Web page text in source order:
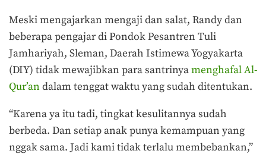
Meski mengajarkan mengaji dan salat, Randy dan
beberapa pengajar di Pondok Pesantren Tuli
Jamhariyah, Sleman, Daerah Istimewa Yogyakarta
(DIY) tidak mewajibkan para santrinyamenghafal Al-
Qur’an dalam tenggat waktu yang sudah ditentukan.
“Karena ya itu tadi, tingkat kesulitannya sudah
berbeda. Dan setiap anak punya kemampuan yang
nggak sama. Jadi kami tidak terlalu membebankan,”